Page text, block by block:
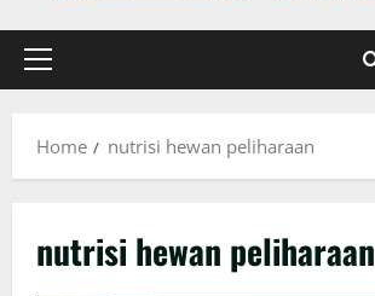
Primary
Home nutrisi hewan peliharaan
nutrisi hewan peliharaan